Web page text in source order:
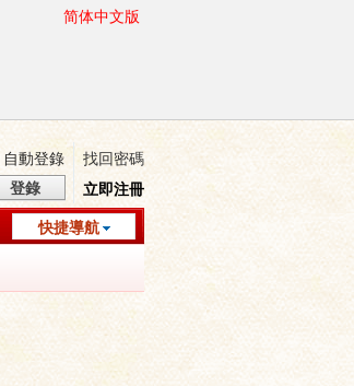
简体中文版
自動登錄
找回密碼
登錄
立即注冊
快捷導航